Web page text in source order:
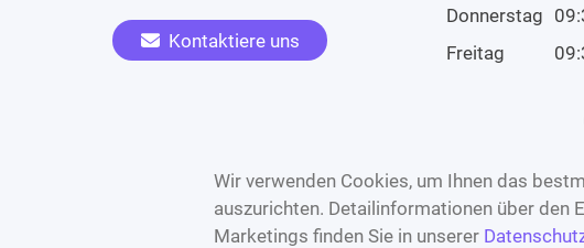
Kontaktiere uns
Donnerstag
Freitag
Wir verwenden Cookies, um Ihnen das
auszurichten. Detailinformationen über den
Marketings finden Sie in unserer